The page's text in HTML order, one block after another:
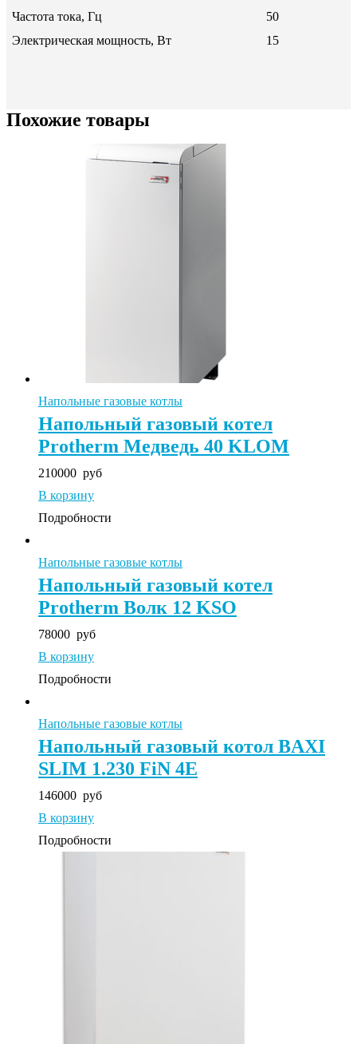
Частота тока, Гц
50
Электрическая мощность, Вт
15
Похожие товары
Напольные газовые котлы
Напольный газовый котел
Protherm Медведь 40 KLOM
210000 руб
В корзину
Подробности
Напольные газовые котлы
Напольный газовый котел
Protherm Волк 12 KSO
78000 руб
В корзину
Подробности
Напольные газовые котлы
Напольный газовый котол BAXI
SLIM 1.230 FiN 4E
146000 руб
В корзину
Подробности